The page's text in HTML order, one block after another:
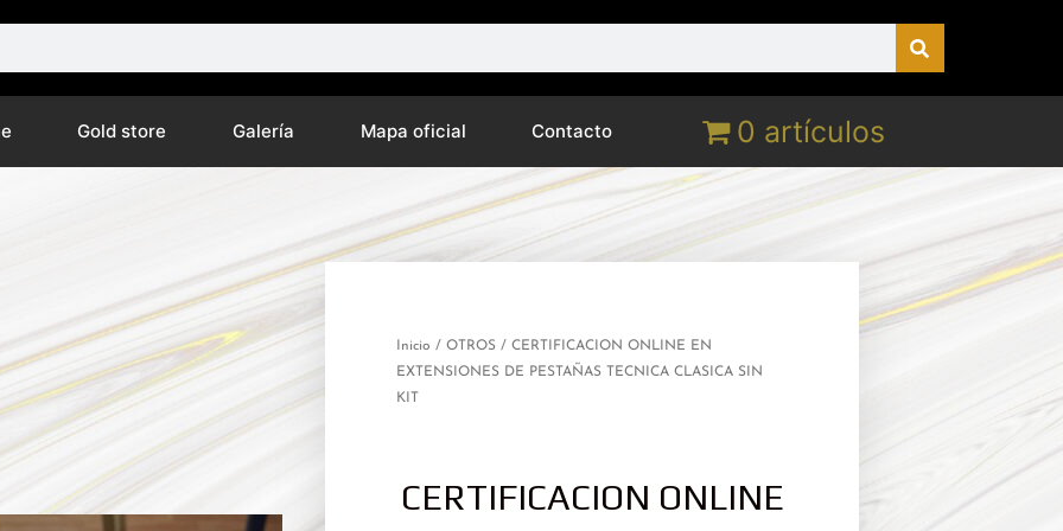
Gold store Galería Mapa oficial Contacto 0 artículos
Inicio / OTROS / CERTIFICACION ONLINE EN
EXTENSIONES DE PESTAÑAS TECNICA CLASICA SIN
KIT
CERTIFICACION ONLINE